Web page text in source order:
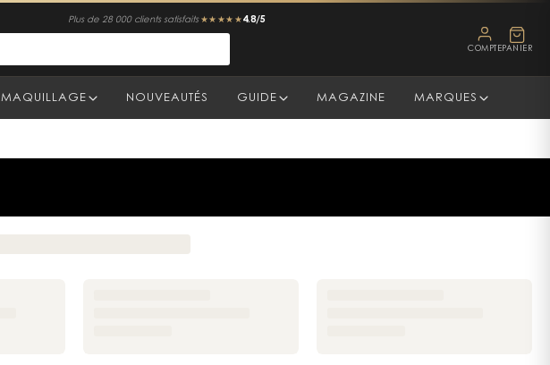
Plus de 28 000 clients satisfaits ★★★★★ 4.8/5
COMPTE PANIER
MAQUILLAGE NOUVEAUTÉS GUIDE MAGAZINE MARQUES